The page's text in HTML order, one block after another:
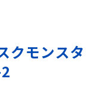
クモンスタ